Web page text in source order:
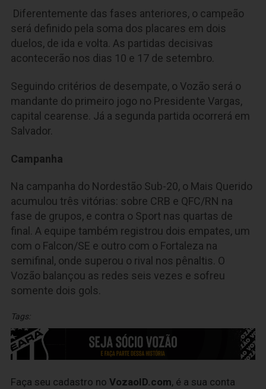
Diferentemente das fases anteriores, o campeão
será definido pela soma dos placares em dois
duelos, de ida e volta. As partidas decisivas
acontecerão nos dias 10 e 17 de setembro.
Seguindo critérios de desempate, o Vozão será o
mandante do primeiro jogo no Presidente Vargas,
capital cearense. Já a segunda partida ocorrerá em
Salvador.
Campanha
Na campanha do Nordestão Sub-20, o Mais Querido
acumulou três vitórias: sobre CRB e QFC/RN na
fase de grupos, e contra o Sport nas quartas de
final. A equipe também registrou dois empates, um
com o Falcon/SE e outro com o Fortaleza na
semifinal, onde superou o rival nos pênaltis. O
Vozão balançou as redes seis vezes e sofreu
somente dois gols.
Tags:
Faça seu cadastro no VozaoID.com, é a sua conta